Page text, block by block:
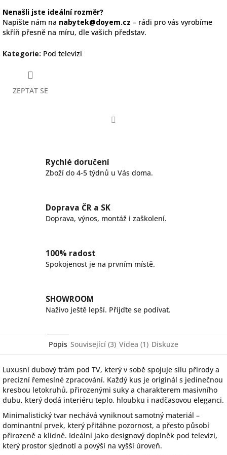
Nenašli jste ideální rozměr?
Napište nám na nabytek@doyem.cz – rádi pro vás vyrobíme
skříň přesně na míru, dle vašich představ.
Kategorie: Pod televizi
ZEPTAT SE
Rychlé doručení
Zboží do 4-5 týdnů u Vás doma.
Doprava ČR a SK
Doprava, výnos, montáž i zaškolení.
100% radost
Spokojenost je na prvním místě.
SHOWROOM
Naživo ještě lepší. Přijďte se podívat.
Popis Související (3) Videa (1) Diskuze
Luxusní dubový trám pod TV, který v sobě spojuje sílu přírody a
precizní řemeslné zpracování. Každý kus je originál s jedinečnou
kresbou letokruhů, přirozenými suky a charakterem masivního
dubu, který dodá interiéru teplo, hloubku i nadčasovou eleganci.
Minimalistický tvar nechává vyniknout samotný materiál –
dominantní prvek, který přitáhne pozornost, a přesto působí
přirozeně a klidně. Ideální jako designový doplněk pod televizi,
který prostor sjednotí a povýší na vyšší úroveň.